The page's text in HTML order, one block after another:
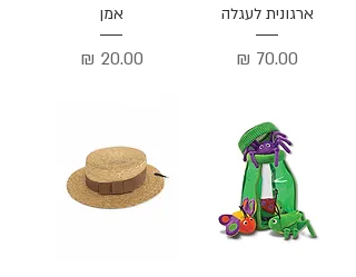
ארגונית לעגלה
מחיר
אמן
מחיר